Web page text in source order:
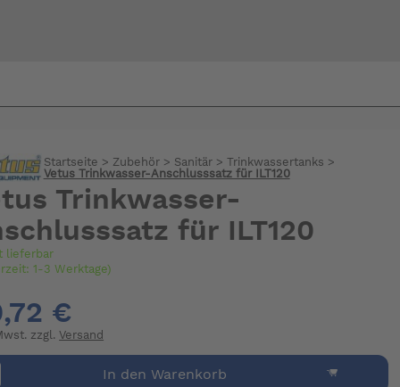
Startseite > Zubehör> Sanitär> Trinkwassertanks >
Vetus Trinkwasser-Anschlusssatz für ILT120
Trinkwasser-
für ILT120
lieferbar
1-3 Werktage)
€
zzgl.Versand
In den Warenkorb